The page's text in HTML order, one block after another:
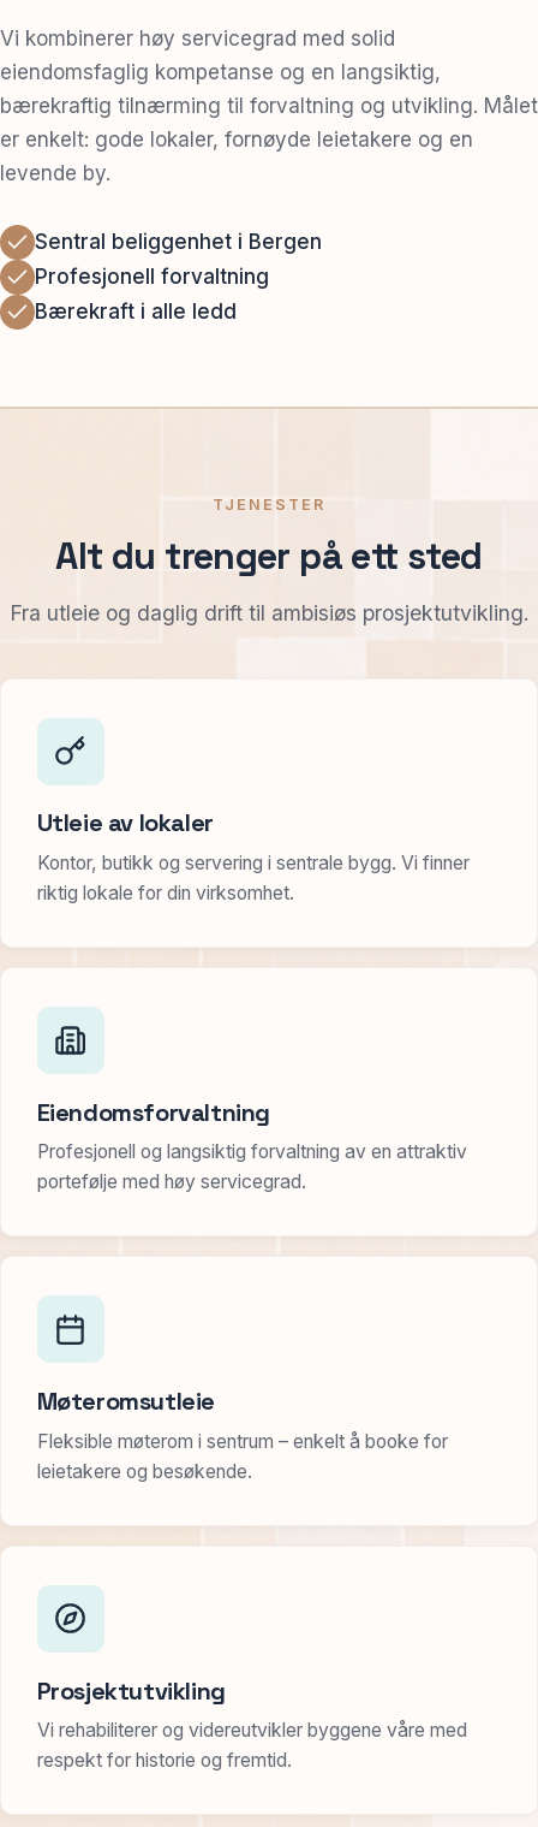
Vi kombinerer høy servicegrad med solid
eiendomsfaglig kompetanse og en langsiktig,
bærekraftig tilnærming til forvaltning og utvikling. Målet
er enkelt: gode lokaler, fornøyde leietakere og en
levende by.
Sentral beliggenhet i Bergen
Profesjonell forvaltning
Bærekraft i alle ledd
TJENESTER
Alt du trenger på ett sted
Fra utleie og daglig drift til ambisiøs prosjektutvikling.
Utleie av lokaler
Kontor, butikk og servering i sentrale bygg. Vi finner
riktig lokale for din virksomhet.
Eiendomsforvaltning
Profesjonell og langsiktig forvaltning av en attraktiv
portefølje med høy servicegrad.
Møteromsutleie
Fleksible møterom i sentrum – enkelt å booke for
leietakere og besøkende.
Prosjektutvikling
Vi rehabiliterer og videreutvikler byggene våre med
respekt for historie og fremtid.